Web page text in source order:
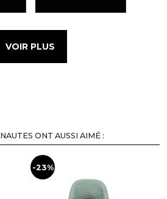
VOIR PLUS
ONT AUSSI AIMÉ :
-23%